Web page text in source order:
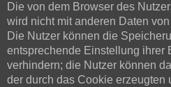
Die von dem Browser des
wird nicht mit anderen Daten
Die Nutzer können die
entsprechende Einstellung ihrer
verhindern; die Nutzer können
der durch das Cookie erzeugten